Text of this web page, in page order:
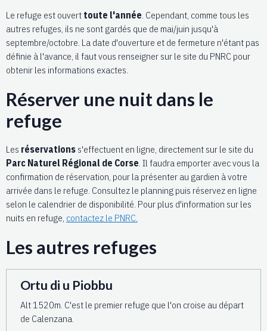
Le refuge est ouvert toute l'année. Cependant, comme tous les
autres refuges, ils ne sont gardés que de mai/juin jusqu'à
septembre/octobre. La date d'ouverture et de fermeture n'étant pas
définie à l'avance, il faut vous renseigner sur le site du PNRC pour
obtenir les informations exactes.
Réserver une nuit dans le
refuge
Les réservations s'effectuent en ligne, directement sur le site du
Parc Naturel Régional de Corse. Il faudra emporter avec vous la
confirmation de réservation, pour la présenter au gardien à votre
arrivée dans le refuge. Consultez le planning puis réservez en ligne
selon le calendrier de disponibilité. Pour plus d'information sur les
nuits en refuge, contactez le PNRC.
Les autres refuges
Ortu di u Piobbu
Alt 1520m. C'est le premier refuge que l'on croise au départ
de Calenzana.